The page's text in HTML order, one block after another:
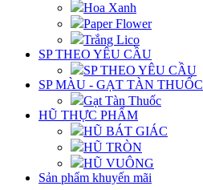
Hoa Xanh
Paper Flower
Trắng Lico
SP THEO YÊU CẦU
SP THEO YÊU CẦU
SP MÀU - GẠT TÀN THUỐC
Gạt Tàn Thuốc
HŨ THỰC PHẨM
HŨ BÁT GIÁC
HŨ TRÒN
HŨ VUÔNG
Sản phẩm khuyến mãi